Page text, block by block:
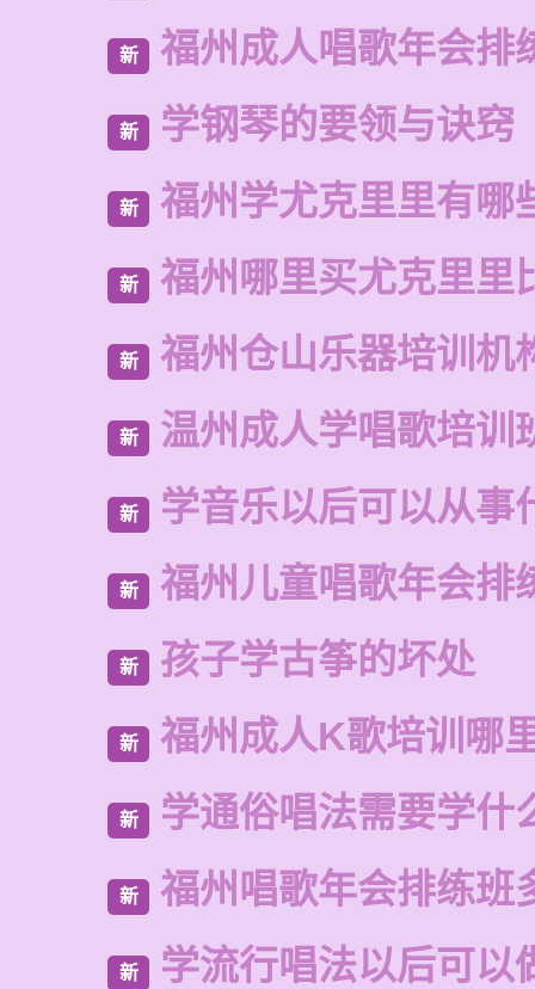
新 福州成人唱歌年会排
新 学钢琴的要领与诀窍
新 福州学尤克里里有哪
新 福州哪里买尤克里里
新 福州仓山乐器培训机
新 温州成人学唱歌培训
新 学音乐以后可以从事
新 福州儿童唱歌年会排
新 孩子学古筝的坏处
新 福州成人K歌培训哪
新 学通俗唱法需要学什
新 福州唱歌年会排练班
新 学流行唱法以后可以